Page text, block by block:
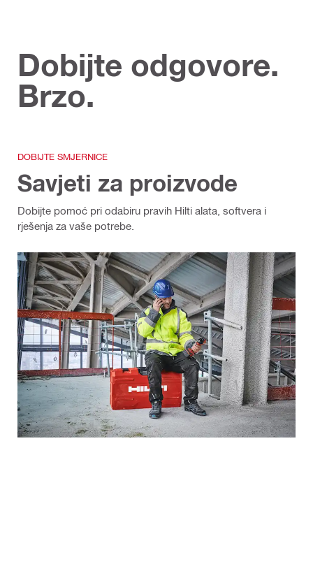
Dobijte odgovore.
Brzo.
DOBIJTE SMJERNICE
Savjeti za proizvode
Dobijte pomoć pri odabiru pravih Hilti alata, softvera i
rješenja za vaše potrebe.